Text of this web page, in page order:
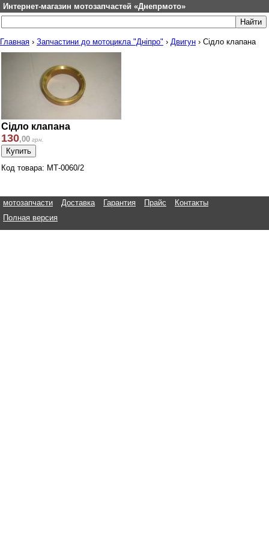
Интернет-магазин мотозапчастей «Днепрмото»
Главная › Запчастини до мотоцикла "Дніпро" › Двигун › Сідло клапана
Сідло клапана
130,00 грн.
Код товара: МТ-0060/2
мотозапчасти Доставка Гарантия Прайс
Контакты
Полная версия